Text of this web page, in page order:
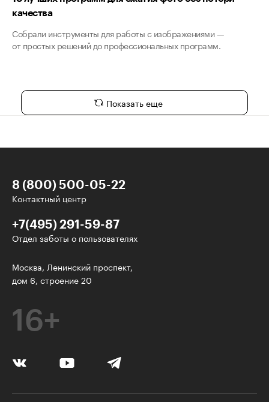
качества
Собрали инструменты для работы с изображениями —
от простых решений до профессиональных программ.
Показать еще
8 (800) 500-05-22
Контактный центр
+7(495) 291-59-87
Отдел заботы о пользователях
Москва, Ленинский проспект,
дом 6, строение 20
16+
У нас есть классные рассылки!
Электронная почта